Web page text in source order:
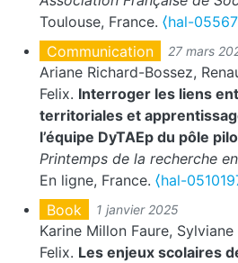
Toulouse, France. ⟨hal-
Communication
27 mars
Ariane Richard-Bossez,
Felix. Interroger les liens
territoriales et
l’équipe DyTAEp du pôle
Printemps de la recherche
En ligne, France. ⟨hal-
Book
1 janvier 2025
Karine Millon Faure,
Felix. Les enjeux scolaires